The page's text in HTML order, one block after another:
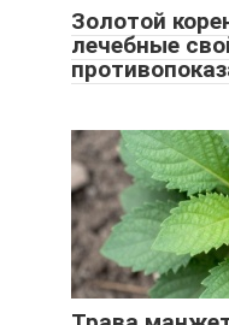
Золотой
лечебные